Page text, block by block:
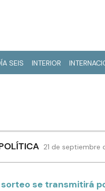
SEIS INTERIOR
21 de septiembre
sorteo se transmitirá